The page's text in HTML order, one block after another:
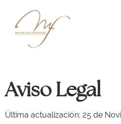
Aviso Legal
Última actualización: 25 de